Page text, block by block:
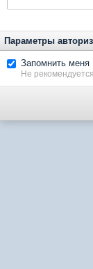
Параметры
Запомнить меня
Не